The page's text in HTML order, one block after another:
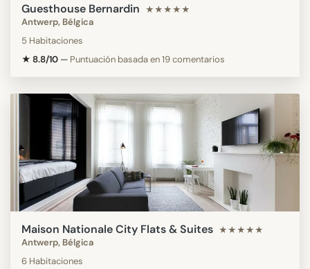
Guesthouse Bernardin ★★★★★
Antwerp, Bélgica
5 Habitaciones
★ 8.8/10 — Puntuación basada en 19 comentarios
Maison Nationale City Flats & Suites ★★★★★
Antwerp, Bélgica
6 Habitaciones